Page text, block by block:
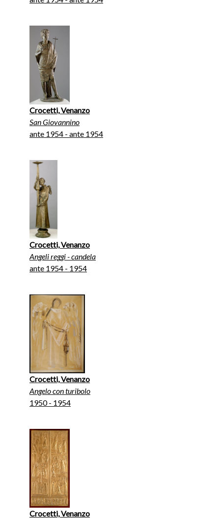
Crocetti, Venanzo
San Giovannino
ante 1954 - ante 1954
Crocetti, Venanzo
Angeli reggi - candela
ante 1954 - 1954
Crocetti, Venanzo
Angelo con turibolo
1950 - 1954
Crocetti, Venanzo